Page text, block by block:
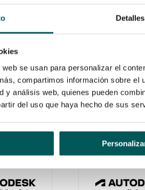
Detalles
se usan para personalizar el
compartimos información sobre el
y análisis web, quienes pueden
del uso que haya hecho de sus
de éxito, que les permite ofrecer
nivel Gold, también tienen una
siguen siendo socios de confianza
experimentados en
que los niveles de acreditación
son distribuidores autorizados por
de los niveles de acreditación